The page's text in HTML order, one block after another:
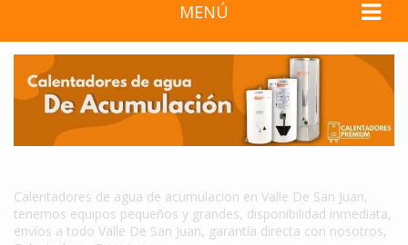
MENÚ
Calentadores de agua de acumulacion en Valle De San Juan,
tenemos equipos pequeños y grandes, disponibilidad inmediata,
envíos a todo Valle De San Juan, garantía directa con nosotros,